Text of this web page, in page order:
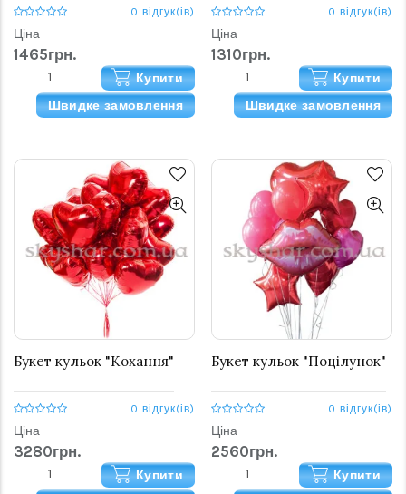
0 відгук(ів)
Ціна
1465грн.
Купити
Швидке замовлення
0 відгук(ів)
Ціна
1310грн.
Купити
Швидке замовлення
Букет кульок "Кохання"
0 відгук(ів)
Ціна
3280грн.
Купити
Букет кульок "Поцілунок"
0 відгук(ів)
Ціна
2560грн.
Купити